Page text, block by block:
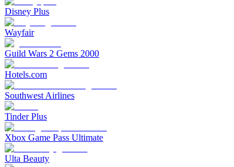
Disney Plus
Wayfair
Guild Wars 2 Gems 2000
Hotels.com
Southwest Airlines
Tinder Plus
Xbox Game Pass Ultimate
Ulta Beauty